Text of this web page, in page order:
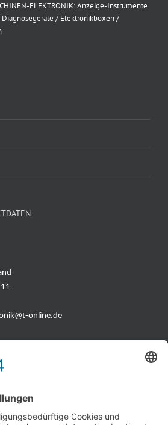
ELEKTRONIK: Anzeige-Instrumente
/ Elektronikboxen /
online.de